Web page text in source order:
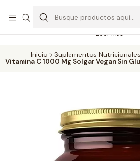
Feriado 21-05-2026 atención hasta las 14 hrs.
día solo área Metropolitana Santiago por
Pedidos hasta 16 hrs., sábados y domingos
Leer más
Inicio Suplementos Nutricionales
Vitamina C 1000 Mg Solgar Vegan Sin